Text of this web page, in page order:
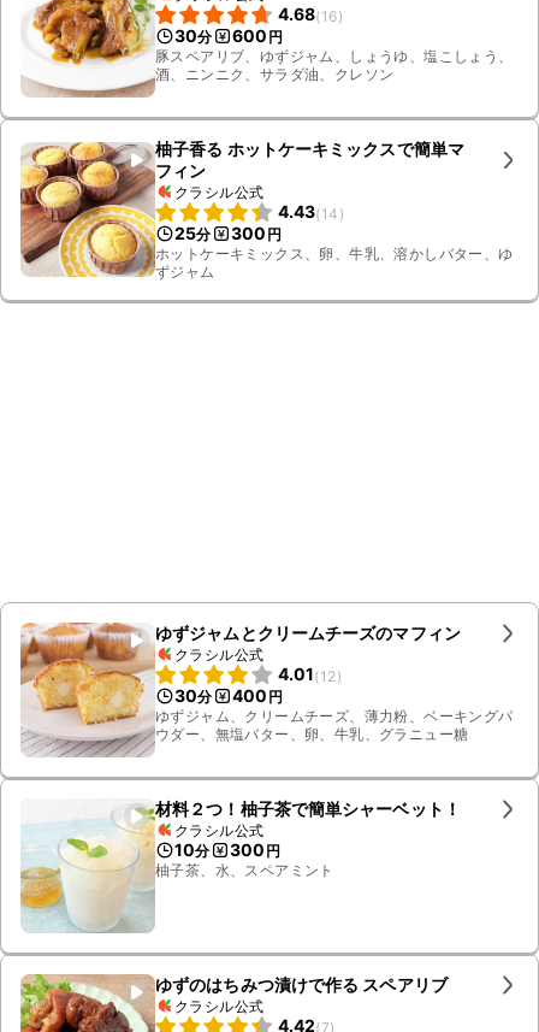
4.68(16)
30分 600 円
豚スペアリブ、ゆずジャム、しょうゆ、塩こしょう、
酒、ニンニク、サラダ油、クレソン
柚子香る ホットケーキミックスで簡単マ
フィン
クラシル公式
4.43(14 )
25分 300 円
ホットケーキミックス、卵、牛乳、溶かしバター、ゆ
ずジャム
ゆずジャムとクリームチーズのマフィン
クラシル公式
4.01(12 )
30分 400 円
ゆずジャム、クリームチーズ、薄力粉、ベーキングパ
ウダー、無塩バター、卵、牛乳、グラニュー糖
材料２つ！柚子茶で簡単シャーベット！
クラシル公式
10分 300 円
柚子茶、水、スペアミント
ゆずのはちみつ漬けで作る スペアリブ
クラシル公式
4.42(7)